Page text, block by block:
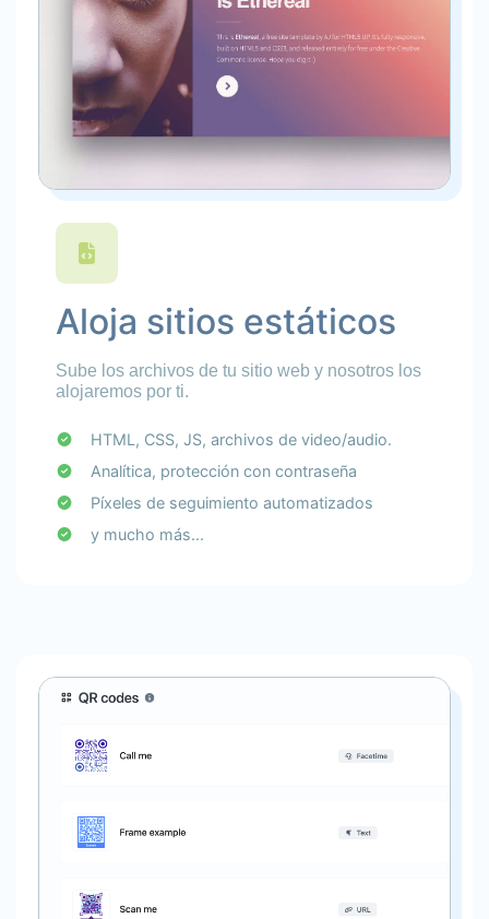
Aloja sitios estáticos
Sube los archivos de tu sitio web y nosotros los
alojaremos por ti.
HTML, CSS, JS, archivos de video/audio.
Analítica, protección con contraseña
Píxeles de seguimiento automatizados
y mucho más...